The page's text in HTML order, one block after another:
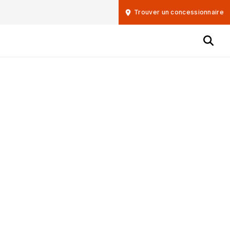
Trouver un concessionnaire